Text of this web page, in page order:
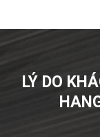
LÝ DO